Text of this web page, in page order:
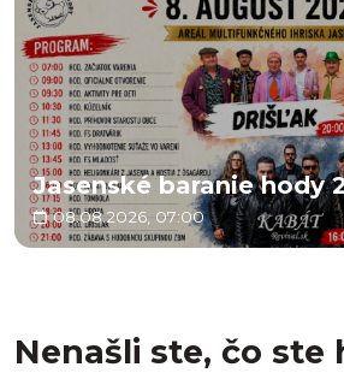
Jasenské baranie hody
08.08.2026, 07:00
Nenašli ste, čo ste